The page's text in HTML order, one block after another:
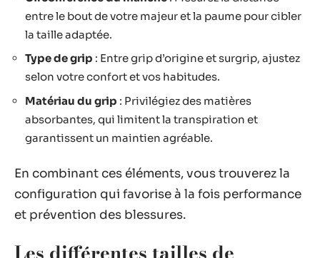
entre le bout de votre majeur et la paume pour cibler
la taille adaptée.
Type de grip : Entre grip d’origine et surgrip, ajustez
selon votre confort et vos habitudes.
Matériau du grip : Privilégiez des matières
absorbantes, qui limitent la transpiration et
garantissent un maintien agréable.
En combinant ces éléments, vous trouverez la
configuration qui favorise à la fois performance
et prévention des blessures.
Les différentes tailles de